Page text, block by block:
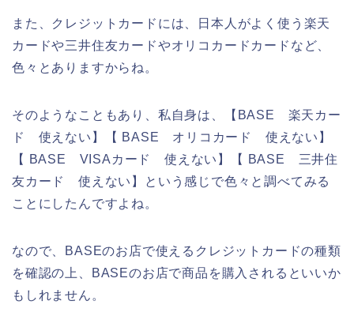
また、クレジットカードには、日本人がよく使う楽天
カードや三井住友カードやオリコカードカードなど、
色々とありますからね。
そのようなこともあり、私自身は、【BASE 楽天カー
ド 使えない】【 BASE オリコカード 使えない】
【 BASE VISAカード 使えない】【 BASE 三井住
友カード 使えない】という感じで色々と調べてみる
ことにしたんですよね。
なので、BASEのお店で使えるクレジットカードの種類
を確認の上、BASEのお店で商品を購入されるといいか
もしれません。